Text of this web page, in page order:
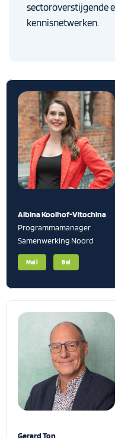
sectoroverstijgende
kennisnetwerken.
Albina Koolhof-Vitochina
Programmamanager
Samenwerking Noord
Mail Bel
Gerard Ton